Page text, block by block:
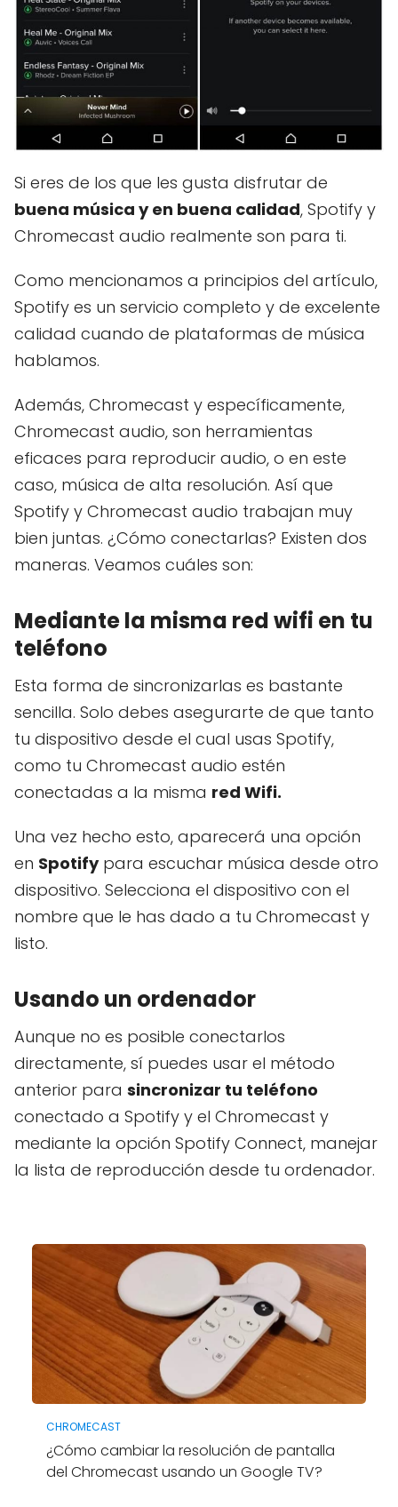
Si eres de los que les gusta disfrutar de
buena música y en buena calidad, Spotify y
Chromecast audio realmente son para ti.
Como mencionamos a principios del artículo,
Spotify es un servicio completo y de excelente
calidad cuando de plataformas de música
hablamos.
Además, Chromecast y específicamente,
Chromecast audio, son herramientas
eficaces para reproducir audio, o en este
caso, música de alta resolución. Así que
Spotify y Chromecast audio trabajan muy
bien juntas. ¿Cómo conectarlas? Existen dos
maneras. Veamos cuáles son:
Mediante la misma red wifi en tu
teléfono
Esta forma de sincronizarlas es bastante
sencilla. Solo debes asegurarte de que tanto
tu dispositivo desde el cual usas Spotify,
como tu Chromecast audio estén
conectadas a la misma red Wifi.
Una vez hecho esto, aparecerá una opción
en Spotifypara escuchar música desde otro
dispositivo. Selecciona el dispositivo con el
nombre que le has dado a tu Chromecast y
listo.
Usando un ordenador
Aunque no es posible conectarlos
directamente, sí puedes usar el método
anterior para sincronizar tu teléfono
conectado a Spotify y el Chromecast y
mediante la opción Spotify Connect, manejar
la lista de reproducción desde tu ordenador.
CHROMECAST
¿Cómo cambiar la resolución de pantalla
del Chromecast usando un Google TV?